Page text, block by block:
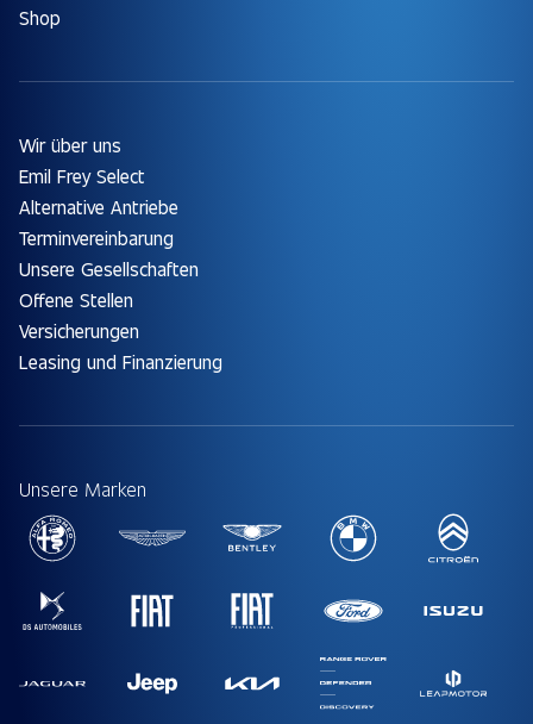
Shop
Wir über uns
Emil Frey Select
Alternative Antriebe
Terminvereinbarung
Unsere Gesellschaften
Offene Stellen
Versicherungen
Leasing und Finanzierung
Unsere Marken